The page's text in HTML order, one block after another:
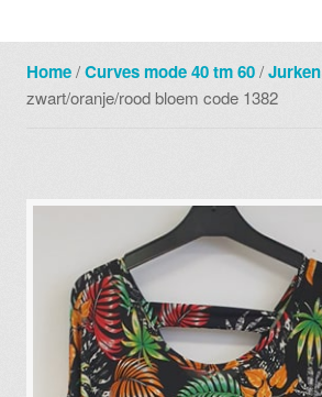
Home/Curves mode 40 tm 60/Jurken
zwart/oranje/rood bloem code 1382